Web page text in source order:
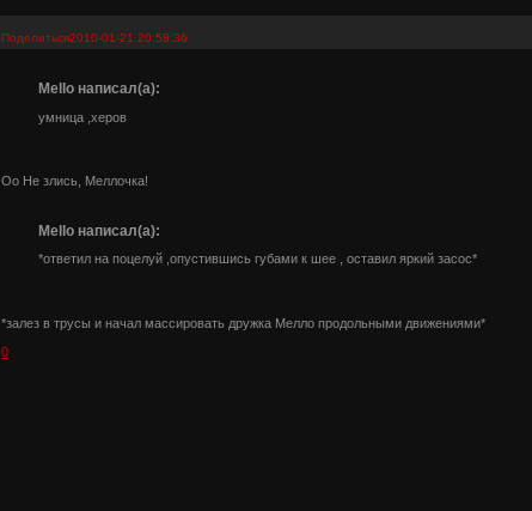
Поделиться2010-01-21 20:58:36
Mello написал(а):
умница ,херов
Оо Не злись, Меллочка!
Mello написал(а):
*ответил на поцелуй ,опустившись губами к шее , оставил яркий засос*
*залез в трусы и начал массировать дружка Мелло продольными движениями*
0